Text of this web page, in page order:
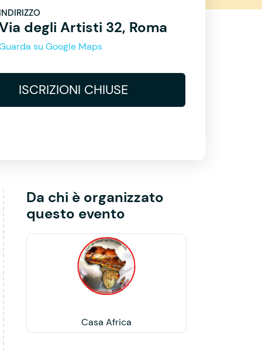
degli Artisti 32, Roma
su Google Maps
ISCRIZIONI CHIUSE
Da chi è organizzato
questo evento
Casa Africa